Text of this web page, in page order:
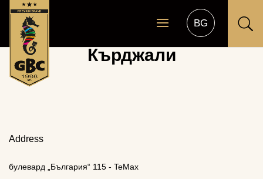
U
Кърджали
Address
булевард „България“ 115 - TeMax